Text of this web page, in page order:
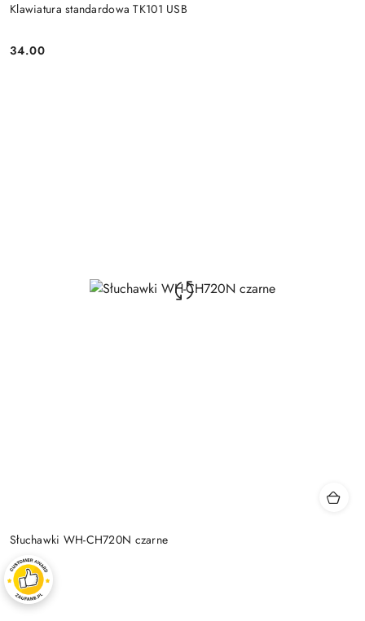
Klawiatura standardowa TK101 USB
Price:
34.00
Słuchawki WH-CH720N czarne
Price:
333.00